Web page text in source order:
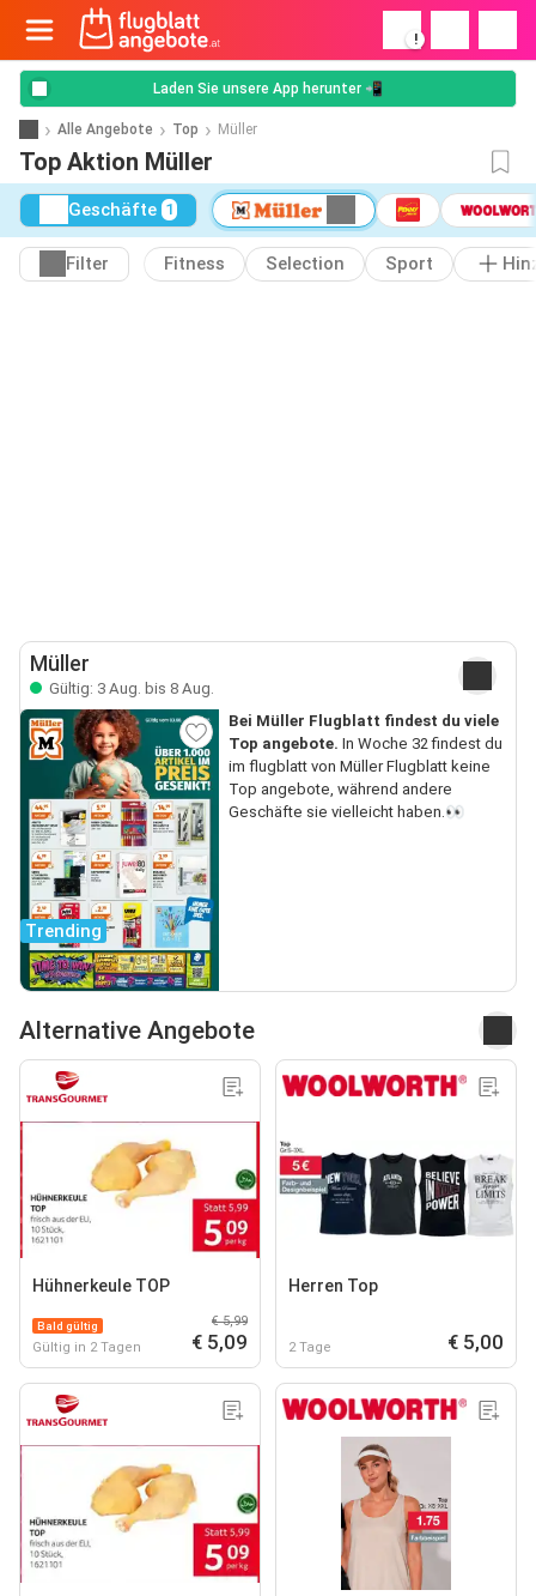
!
Laden Sie unsere App herunter 📲
Alle Angebote Top Müller
Top Aktion Müller
Geschäfte 1
Filter Fitness Selection Sport
Müller
Gültig: 3 Aug. bis 8 Aug.
Trending
Bei Müller Flugblatt findest du viele
Top angebote. In Woche 32 findest du
im flugblatt von Müller Flugblatt keine
Top angebote, während andere
Geschäfte sie vielleicht haben.👀
Alternative Angebote
Hühnerkeule TOP
Bald gültig
Gültig in 2 Tagen
€ 5,99
€ 5,09
Herren Top
2 Tage € 5,00